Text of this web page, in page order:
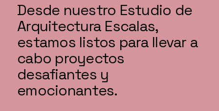
Desde nuestro Estudio de
Arquitectura Escalas,
estamos listos para llevar a
cabo proyectos
desafiantes y
emocionantes.